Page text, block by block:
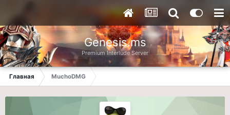
Genesis.ms
Premium Interlude Server
Главная MuchoDMG